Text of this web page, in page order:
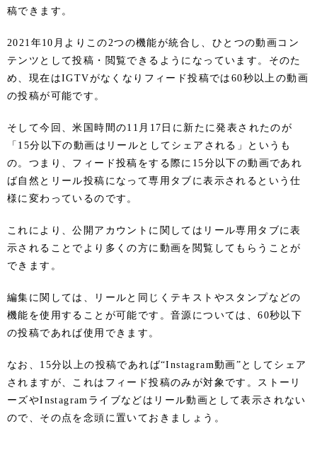
稿できます。
2021年10月よりこの2つの機能が統合し、ひとつの動画コン
テンツとして投稿・閲覧できるようになっています。そのた
め、現在はIGTVがなくなりフィード投稿では60秒以上の動画
の投稿が可能です。
そして今回、米国時間の11月17日に新たに発表されたのが
「15分以下の動画はリールとしてシェアされる」というも
の。つまり、フィード投稿をする際に15分以下の動画であれ
ば自然とリール投稿になって専用タブに表示されるという仕
様に変わっているのです。
これにより、公開アカウントに関してはリール専用タブに表
示されることでより多くの方に動画を閲覧してもらうことが
できます。
編集に関しては、リールと同じくテキストやスタンプなどの
機能を使用することが可能です。音源については、60秒以下
の投稿であれば使用できます。
なお、15分以上の投稿であれば“Instagram動画”としてシェア
されますが、これはフィード投稿のみが対象です。ストーリ
ーズやInstagramライブなどはリール動画として表示されない
ので、その点を念頭に置いておきましょう。